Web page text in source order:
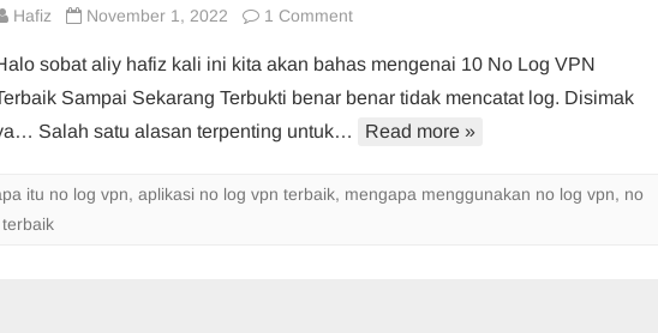
Hafiz November 1, 2022 1 Commenton
No
Log
VPN
Sampai
sobat aliy hafiz kali ini kita akan bahas mengenai 10 No Log VPN
Sampai Sekarang Terbukti benar benar tidak mencatat log. Disimak
Salah satu alasan terpenting untuk…
Read more »
itu no log vpn, aplikasi no log vpn terbaik, mengapa menggunakan no log vpn, no